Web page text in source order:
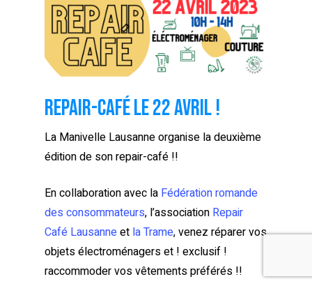
Repair-café le 22 avril !
La Manivelle Lausanne organise la deuxième
édition de son repair-café !!
En collaboration avec la Fédération romande
des consommateurs, l’association Repair
Café Lausanneet la Trame, venez réparer vos
objets électroménagers et ! exclusif !
raccommoder vos vêtements préférés !!